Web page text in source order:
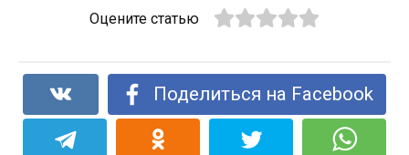
Оцените статью
Поделиться на Facebook